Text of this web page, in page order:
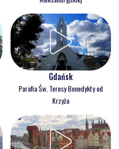
Gdańsk
Parafia Św. Teresy Benedykty od
Krzyża